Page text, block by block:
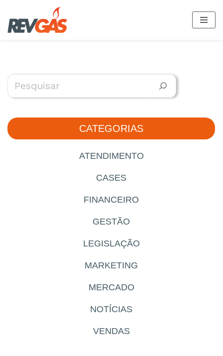
Saltar
CATEGORIAS
ATENDIMENTO
CASES
FINANCEIRO
GESTÃO
LEGISLAÇÃO
MARKETING
MERCADO
NOTÍCIAS
VENDAS